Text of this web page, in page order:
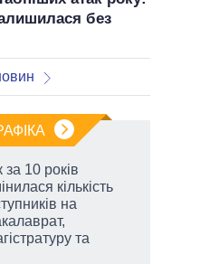
без
за 10 років
кількість
на
та